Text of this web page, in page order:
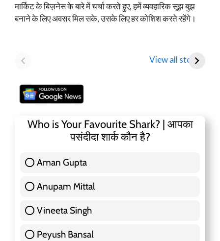
मार्किट के बिज़नेस के बारे में चर्चा करते हुए, हमें व्यवहारिक सूझ बुझ
बनाने के लिए अवसर मिल सके, उसके लिए हर कोशिश करते रहेंगे।
View all stories
Parent Honasa
Shares Fall Below
Who is Your Favourite Shark? | आपका
पसंदीदा शार्क कौन है?
Aman Gupta
Anupam Mittal
Vineeta Singh
Peyush Bansal